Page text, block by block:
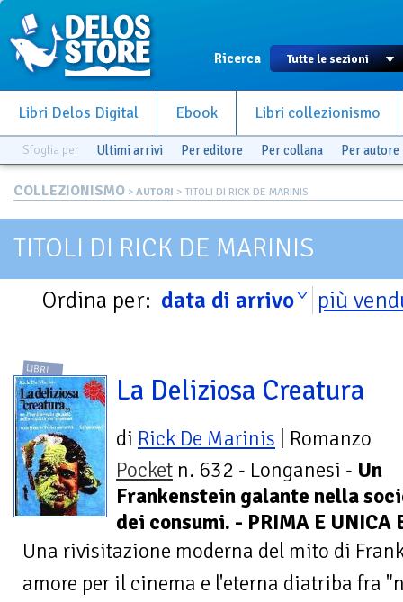
Ricerca
Libri Delos Digital Ebook Libri collezionismo
Sfoglia per Ultimi arrivi Per editore Per collana Per autore
COLLEZIONISMO > AUTORI > TITOLI DI RICK DE MARINIS
TITOLI DI RICK DE MARINIS
Ordina per: data di arrivo più
LIBRI
La Deliziosa Creatura
di Rick De Marinis | Romanzo
Pocket n. 632 - Longanesi - Un
Frankenstein galante nella
dei consumi. - PRIMA E UNICA
Una rivisitazione moderna del mito di
amore per il cinema e l'eterna diatriba fra